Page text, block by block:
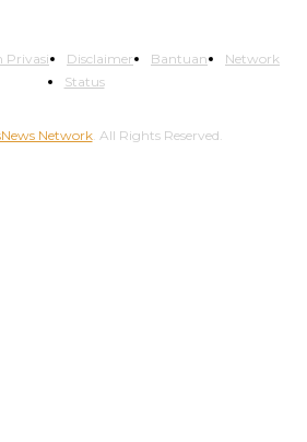
Network. All Rights Reserved.
Privasi Disclaimer Bantuan
Network
Status